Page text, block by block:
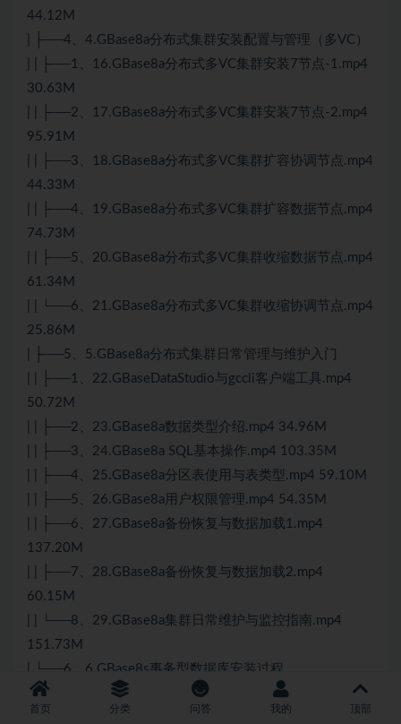
44.12M
| ├──4、4.GBase8a分布式集群安装配置与管理（多VC）
| | ├──1、16.GBase8a分布式多VC集群安装7节点-1.mp4
30.63M
| | ├──2、17.GBase8a分布式多VC集群安装7节点-2.mp4
95.91M
| | ├──3、18.GBase8a分布式多VC集群扩容协调节点.mp4
44.33M
| | ├──4、19.GBase8a分布式多VC集群扩容数据节点.mp4
74.73M
| | ├──5、20.GBase8a分布式多VC集群收缩数据节点.mp4
61.34M
| | └──6、21.GBase8a分布式多VC集群收缩协调节点.mp4
25.86M
| ├──5、5.GBase8a分布式集群日常管理与维护入门
| | ├──1、22.GBaseDataStudio与gccli客户端工具.mp4
50.72M
| | ├──2、23.GBase8a数据类型介绍.mp4 34.96M
| | ├──3、24.GBase8a SQL基本操作.mp4 103.35M
| | ├──4、25.GBase8a分区表使用与表类型.mp4 59.10M
| | ├──5、26.GBase8a用户权限管理.mp4 54.35M
| | ├──6、27.GBase8a备份恢复与数据加载1.mp4
137.20M
| | ├──7、28.GBase8a备份恢复与数据加载2.mp4
60.15M
| | └──8、29.GBase8a集群日常维护与监控指南.mp4
151.73M
| └──6、6.GBase8s事务型数据库安装过程
| | └──1、30.GBase8s事务型数据库安装过程.mp4
72.77M
首页 分类 问答 我的 顶部